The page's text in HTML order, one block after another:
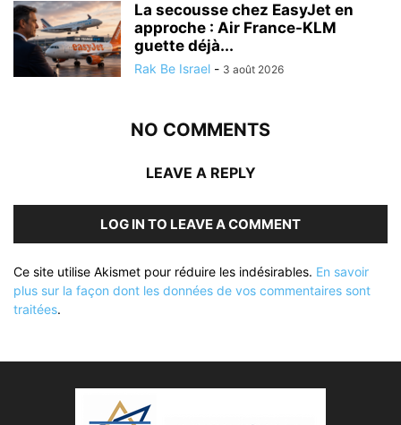
La secousse chez EasyJet en
approche : Air France-KLM
guette déjà...
Rak Be Israel - 3 août 2026
NO COMMENTS
LEAVE A REPLY
LOG IN TO LEAVE A COMMENT
Ce site utilise Akismet pour réduire les indésirables. En savoir
plus sur la façon dont les données de vos commentaires sont
traitées.